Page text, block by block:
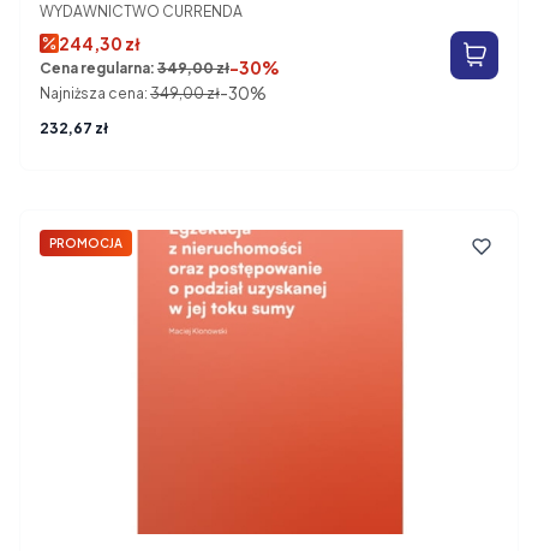
WYDAWNICTWO CURRENDA
244,30 zł
Cena regularna: 349,00 zł-30%
Najniższa cena: 349,00 zł-30%
Cena
232,67 zł
PROMOCJA